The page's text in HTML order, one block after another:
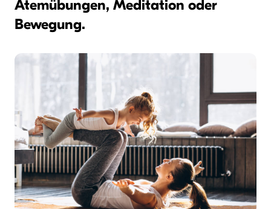
Atemübungen, Meditation oder
Bewegung.